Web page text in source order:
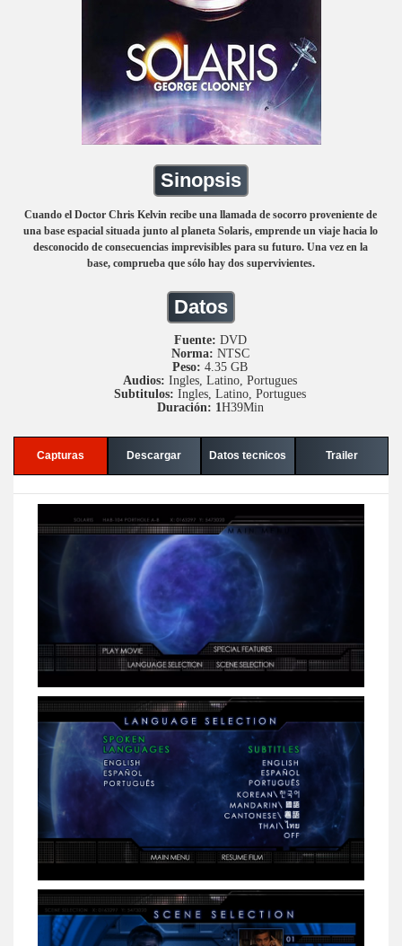
Sinopsis
Cuando el Doctor Chris Kelvin recibe una llamada de socorro proveniente de
una base espacial situada junto al planeta Solaris, emprende un viaje hacia lo
desconocido de consecuencias imprevisibles para su futuro. Una vez en la
base, comprueba que sólo hay dos supervivientes.
Datos
Fuente: DVD
Norma: NTSC
Peso: 4.35 GB
Audios: Ingles, Latino, Portugues
Subtitulos: Ingles, Latino, Portugues
Duración: 1H39Min
Capturas Descargar Datos tecnicos Trailer